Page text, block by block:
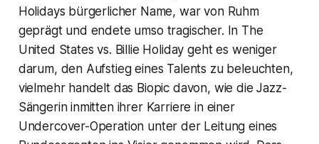
Holidays bürgerlicher Name, war von Ruhm
geprägt und endete umso tragischer. In The
United States vs. Billie Holidaygeht es weniger
darum, den Aufstieg eines Talents zu beleuchten,
vielmehr handelt das Biopic davon, wie die Jazz-
Sängerin inmitten ihrer Karriere in einer
Undercover-Operation unter der Leitung eines